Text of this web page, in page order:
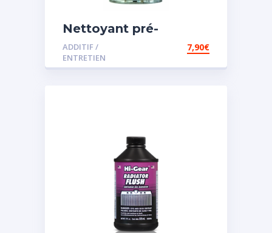
Nettoyant pré-
vidange
ADDITIF /
ENTRETIEN
7,90€